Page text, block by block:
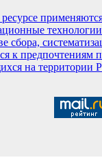
технологии
сбора,
к предпочтениям
на территории